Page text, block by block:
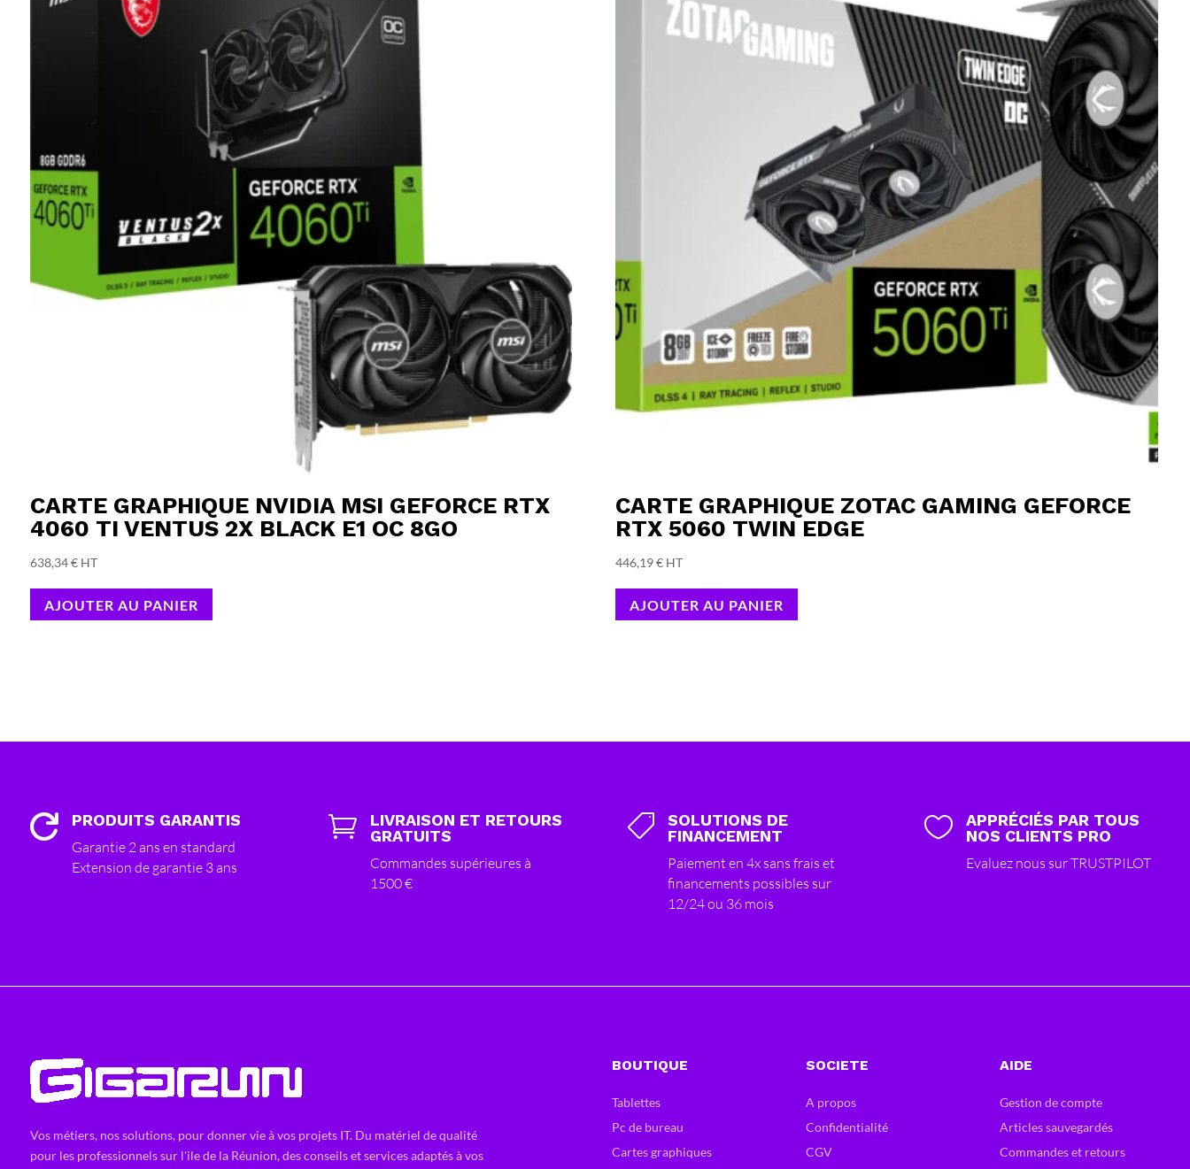
CARTE GRAPHIQUE NVIDIA MSI GEFORCE RTX
4060 TI VENTUS 2X BLACK E1 OC 8GO
638,34€ HT
AJOUTER AU PANIER
CARTE GRAPHIQUE ZOTAC GAMING GEFORCE
RTX 5060 TWIN EDGE
446,19€ HT
AJOUTER AU PANIER
 PRODUITS GARANTIS
Garantie 2 ans en standard
Extension de garantie 3 ans

LIVRAISON ET RETOURS
GRATUITS
Commandes supérieures à
1500 €

SOLUTIONS DE
FINANCEMENT
Paiement en 4x sans frais et
financements possibles sur
12/24 ou 36 mois

APPRÉCIÉS PAR TOUS
NOS CLIENTS PRO
Evaluez nous sur TRUSTPILOT
Vos métiers, nos solutions, pour donner vie à vos projets IT. Du matériel de qualité
pour les professionnels sur l'ile de la Réunion, des conseils et services adaptés à vos
BOUTIQUE
Tablettes
Pc de bureau
Cartes graphiques
SOCIETE
A propos
Confidentialité
CGV
AIDE
Gestion de compte
Articles sauvegardés
Commandes et retours